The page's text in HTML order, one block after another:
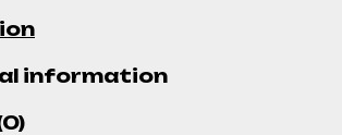
information